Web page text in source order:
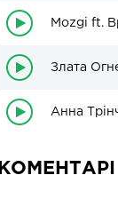
Mozgi ft.
Злата
Анна
КОМЕНТАРІ